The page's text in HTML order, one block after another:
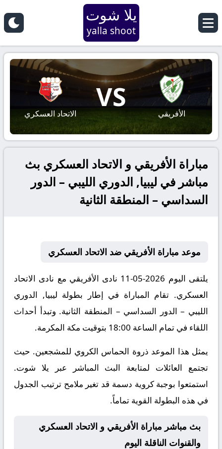
يلا شوت
yalla shoot
الأفريقي
VS
الاتحاد العسكري
مباراة الأفريقي و الاتحاد العسكري بث
مباشر في ليبيا, الدوري الليبي – الدور
السداسي – المنطقة الثانية
موعد مباراة الأفريقي ضد الاتحاد العسكري
يلتقى اليوم 2026-05-11 نادى الأفريقي مع نادى الاتحاد
العسكري. تقام المباراة في إطار بطولة ليبيا, الدوري
الليبي – الدور السداسي – المنطقة الثانية. وتبدأ أحداث
اللقاء في تمام الساعة 18:00 بتوقيت مكة المكرمة.
يمثل هذا الموعد ذروة الحماس الكروي للمشجعين. حيث
تجتمع العائلات لمتابعة البث المباشر عبر يلا شوت.
استمتعوا بوجبة كروية دسمة قد تغير ملامح ترتيب الجدول
في هذه البطولة القوية تماماً.
بث مباشر مباراة الأفريقي و الاتحاد العسكري
والقنوات الناقلة اليوم